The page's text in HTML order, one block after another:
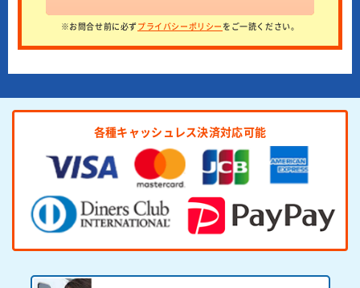
※お問合せ前に必ずプライバシーポリシー をご一読ください。
各種キャッシュレス決済対応可能